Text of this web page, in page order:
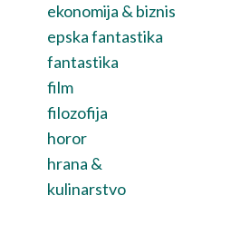
ekonomija & biznis
epska fantastika
fantastika
film
filozofija
horor
hrana &
kulinarstvo